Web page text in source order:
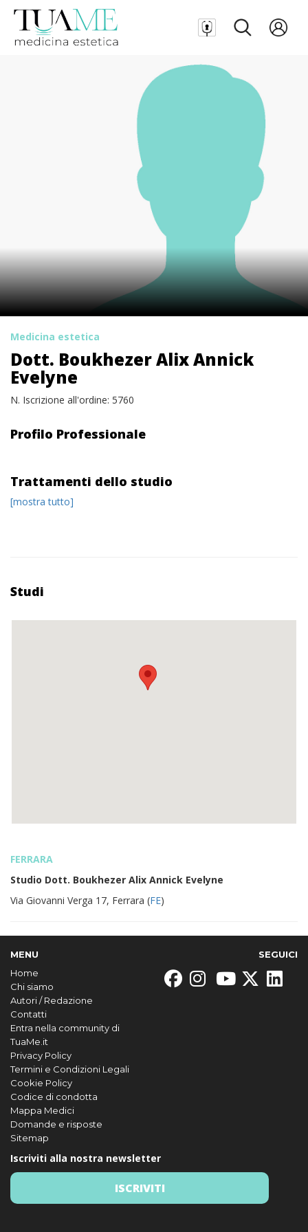
Medicina estetica
Dott. Boukhezer Alix Annick
Evelyne
N. Iscrizione all'ordine: 5760
Profilo Professionale
Trattamenti dello studio
[mostra tutto]
Studi
FERRARA
Studio Dott. Boukhezer Alix Annick Evelyne
Via Giovanni Verga 17, Ferrara (FE)
MENU
Home
Chi siamo
Autori / Redazione
Contatti
Entra nella community di
TuaMe.it
Privacy Policy
Termini e Condizioni Legali
Cookie Policy
Codice di condotta
Mappa Medici
Domande e risposte
Sitemap
SEGUICI
Iscriviti alla nostra newsletter
ISCRIVITI